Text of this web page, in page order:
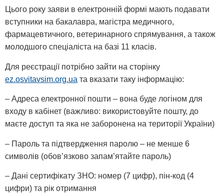
Цього року заяви в електронній формі мають подавати
вступники на бакалавра, магістра медичного,
фармацевтичного, ветеринарного спрямування, а також
молодшого спеціаліста на базі 11 класів.
Для реєстрації потрібно зайти на сторінку
ez.osvitavsim.org.ua та вказати таку інформацію:
– Адреса електронної пошти – вона буде логіном для
входу в кабінет (важливо: використовуйте пошту, до
маєте доступ та яка не заборонена на території України)
– Пароль та підтвердження паролю – не менше 6
символів (обов’язково запам’ятайте пароль)
– Дані сертифікату ЗНО: номер (7 цифр), пін-код (4
цифри) та рік отримання